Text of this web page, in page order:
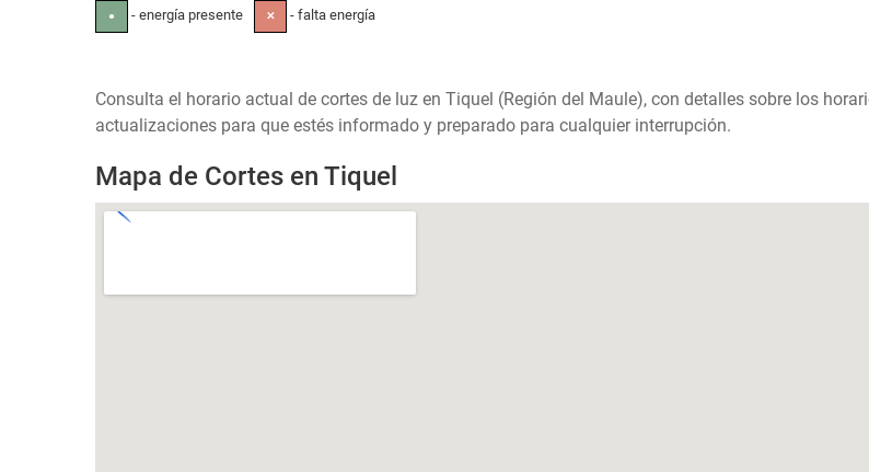
● - energía presente ✕ - falta energía
Consulta el horario actual de cortes de luz en Tiquel (Región del Maule), con detalles sobre los
actualizaciones para que estés informado y preparado para cualquier interrupción.
Mapa de Cortes en Tiquel